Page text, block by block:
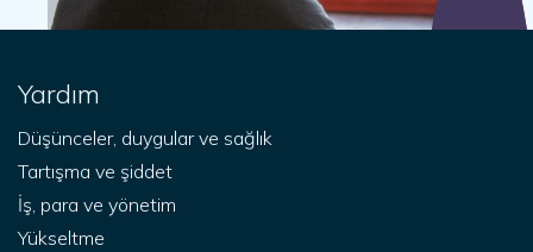
Yardım
Düşünceler, duygular ve sağlık
Tartışma ve şiddet
İş, para ve yönetim
Yükseltme